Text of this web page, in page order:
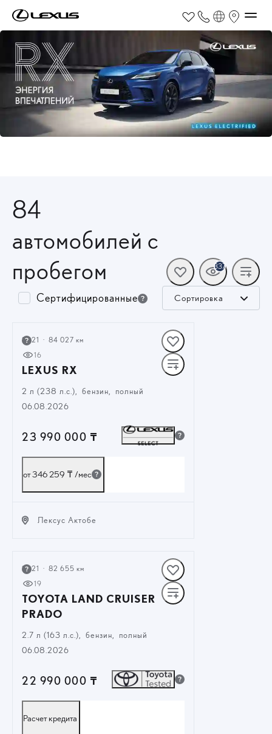
84
автомобилей с
пробегом
337
Сертифицированные Сортировка
2021 · 84 027 км
16
LEXUS RX
2 л (238 л.с.), бензин, полный
06.08.2026
23 990 000 ₸
от 346 259 ₸ /мес
Лексус Актобе
ЗАКАЗАТЬ ЗВОНОК
2021 · 82 655 км
19
TOYOTA LAND CRUISER
PRADO
2.7 л (163 л.с.), бензин, полный
06.08.2026
22 990 000 ₸
Расчет кредита